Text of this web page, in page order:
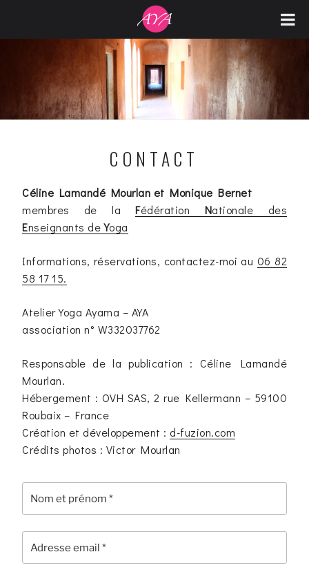
contenu
ATELIER YOGA AYAMA
CONTACT
Céline Lamandé Mourlan et Monique Bernet
membres de laFédération Nationale des
Enseignants deYoga
Informations, réservations, contactez-moi au 06 82
58 17 15.
Atelier Yoga Ayama – AYA
association n° W332037762
Responsable de la publication : Céline Lamandé
Mourlan.
Hébergement : OVH SAS, 2 rue Kellermann – 59100
Roubaix – France
Création et développement : d-fuzion.com
Crédits photos : Victor Mourlan